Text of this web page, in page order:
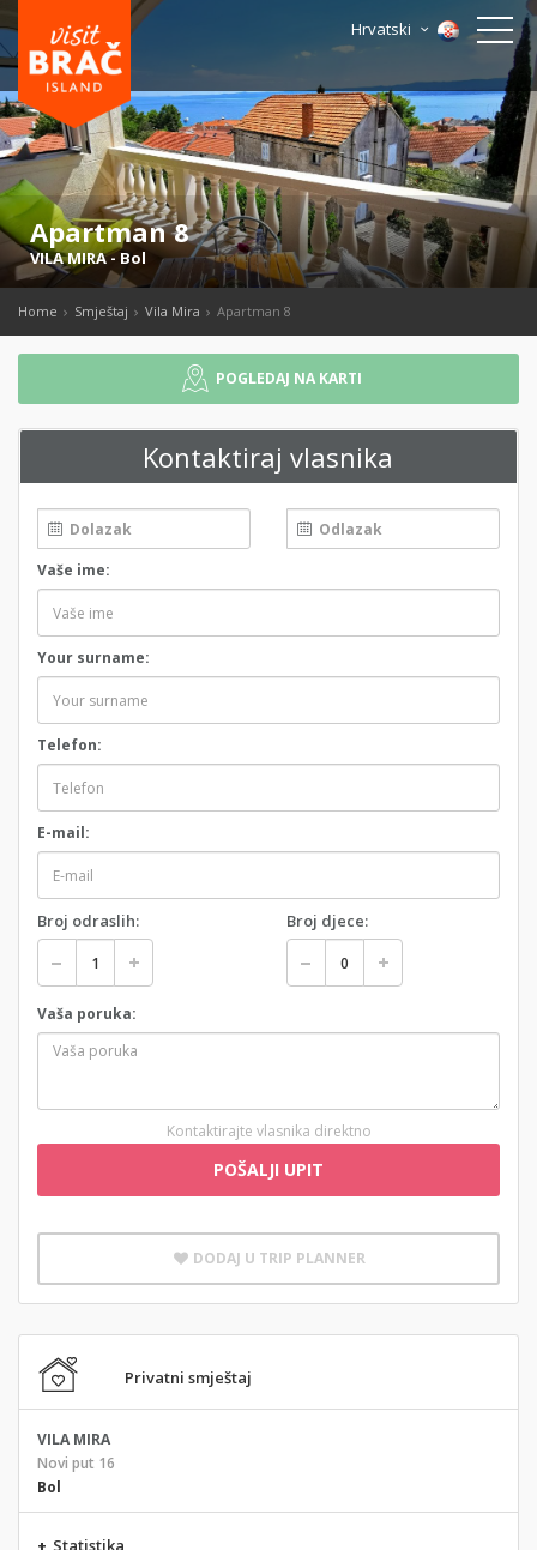
Hrvatski
Apartman 8
VILA MIRA-Bol
Home Smještaj Vila Mira Apartman 8
POGLEDAJ NA KARTI
Kontaktiraj vlasnika
Vaše ime:
Your surname:
Telefon:
E-mail:
Broj odraslih: Broj djece:
Vaša poruka:
Kontaktirajte vlasnika direktno
POŠALJI UPIT
DODAJ U TRIP PLANNER
Privatni smještaj
VILA MIRA
Novi put 16
Bol
+ Statistika